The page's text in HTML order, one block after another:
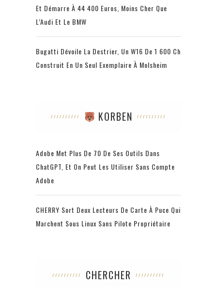
Et Démarre À 44 400 Euros, Moins Cher Que
L’Audi Et Le BMW
Bugatti Dévoile La Destrier, Un W16 De 1 600 Ch
Construit En Un Seul Exemplaire À Molsheim
KORBEN
Adobe Met Plus De 70 De Ses Outils Dans
ChatGPT, Et On Peut Les Utiliser Sans Compte
Adobe
CHERRY Sort Deux Lecteurs De Carte À Puce Qui
Marchent Sous Linux Sans Pilote Propriétaire
CHERCHER